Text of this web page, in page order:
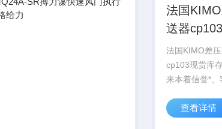
法国
送器
存
法国KIMO差
cp103现货库
来本着信誉*、
将以更优惠的
查看详情